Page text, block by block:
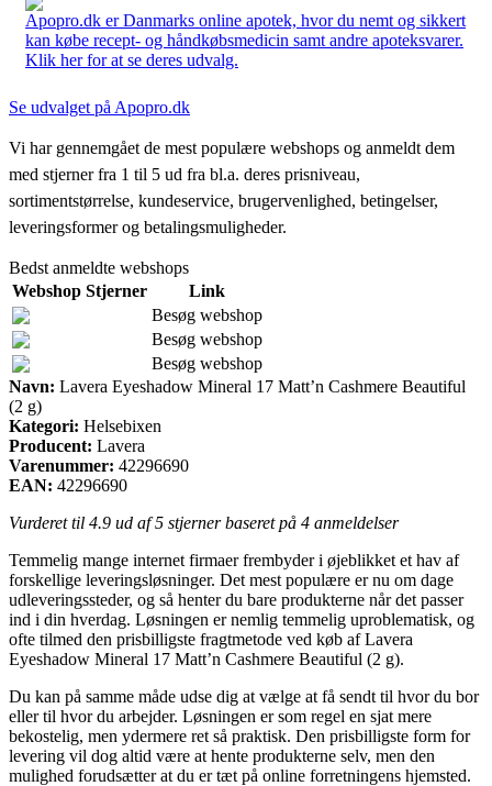
Apopro.dk er Danmarks online apotek, hvor du nemt og sikkert
kan købe recept- og håndkøbsmedicin samt andre apoteksvarer.
Klik her for at se deres udvalg.
Se udvalget på Apopro.dk
Vi har gennemgået de mest populære webshops og anmeldt dem
med stjerner fra 1 til 5 ud fra bl.a. deres prisniveau,
sortimentstørrelse, kundeservice, brugervenlighed, betingelser,
leveringsformer og betalingsmuligheder.
Bedst anmeldte webshops
Webshop Stjerner
Link
Besøg webshop
Besøg webshop
Besøg webshop
Navn: Lavera Eyeshadow Mineral 17 Matt’n Cashmere Beautiful
(2 g)
Kategori: Helsebixen
Producent: Lavera
Varenummer: 42296690
EAN: 42296690
Vurderet til 4.9 ud af 5 stjerner baseret på 4 anmeldelser
Temmelig mange internet firmaer frembyder i øjeblikket et hav af
forskellige leveringsløsninger. Det mest populære er nu om dage
udleveringssteder, og så henter du bare produkterne når det passer
ind i din hverdag. Løsningen er nemlig temmelig uproblematisk, og
ofte tilmed den prisbilligste fragtmetode ved køb af Lavera
Eyeshadow Mineral 17 Matt’n Cashmere Beautiful (2 g).
Du kan på samme måde udse dig at vælge at få sendt til hvor du bor
eller til hvor du arbejder. Løsningen er som regel en sjat mere
bekostelig, men ydermere ret så praktisk. Den prisbilligste form for
levering vil dog altid være at hente produkterne selv, men den
mulighed forudsætter at du er tæt på online forretningens hjemsted.